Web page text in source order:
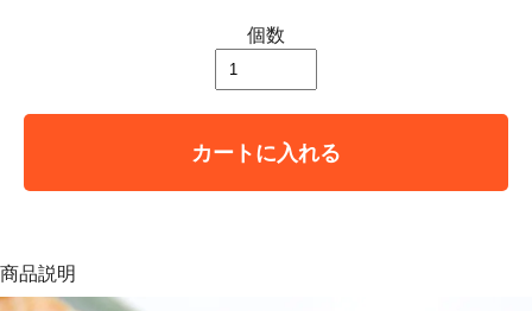
個数
カートに入れる
商品説明